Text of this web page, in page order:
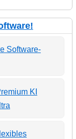
Software-
KI